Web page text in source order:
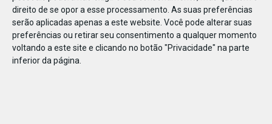
direito de se opor a esse processamento. As suas preferências
serão aplicadas apenas a este website. Você pode alterar suas
preferências ou retirar seu consentimento a qualquer momento
voltando a este site e clicando no botão "Privacidade" na parte
inferior da página.